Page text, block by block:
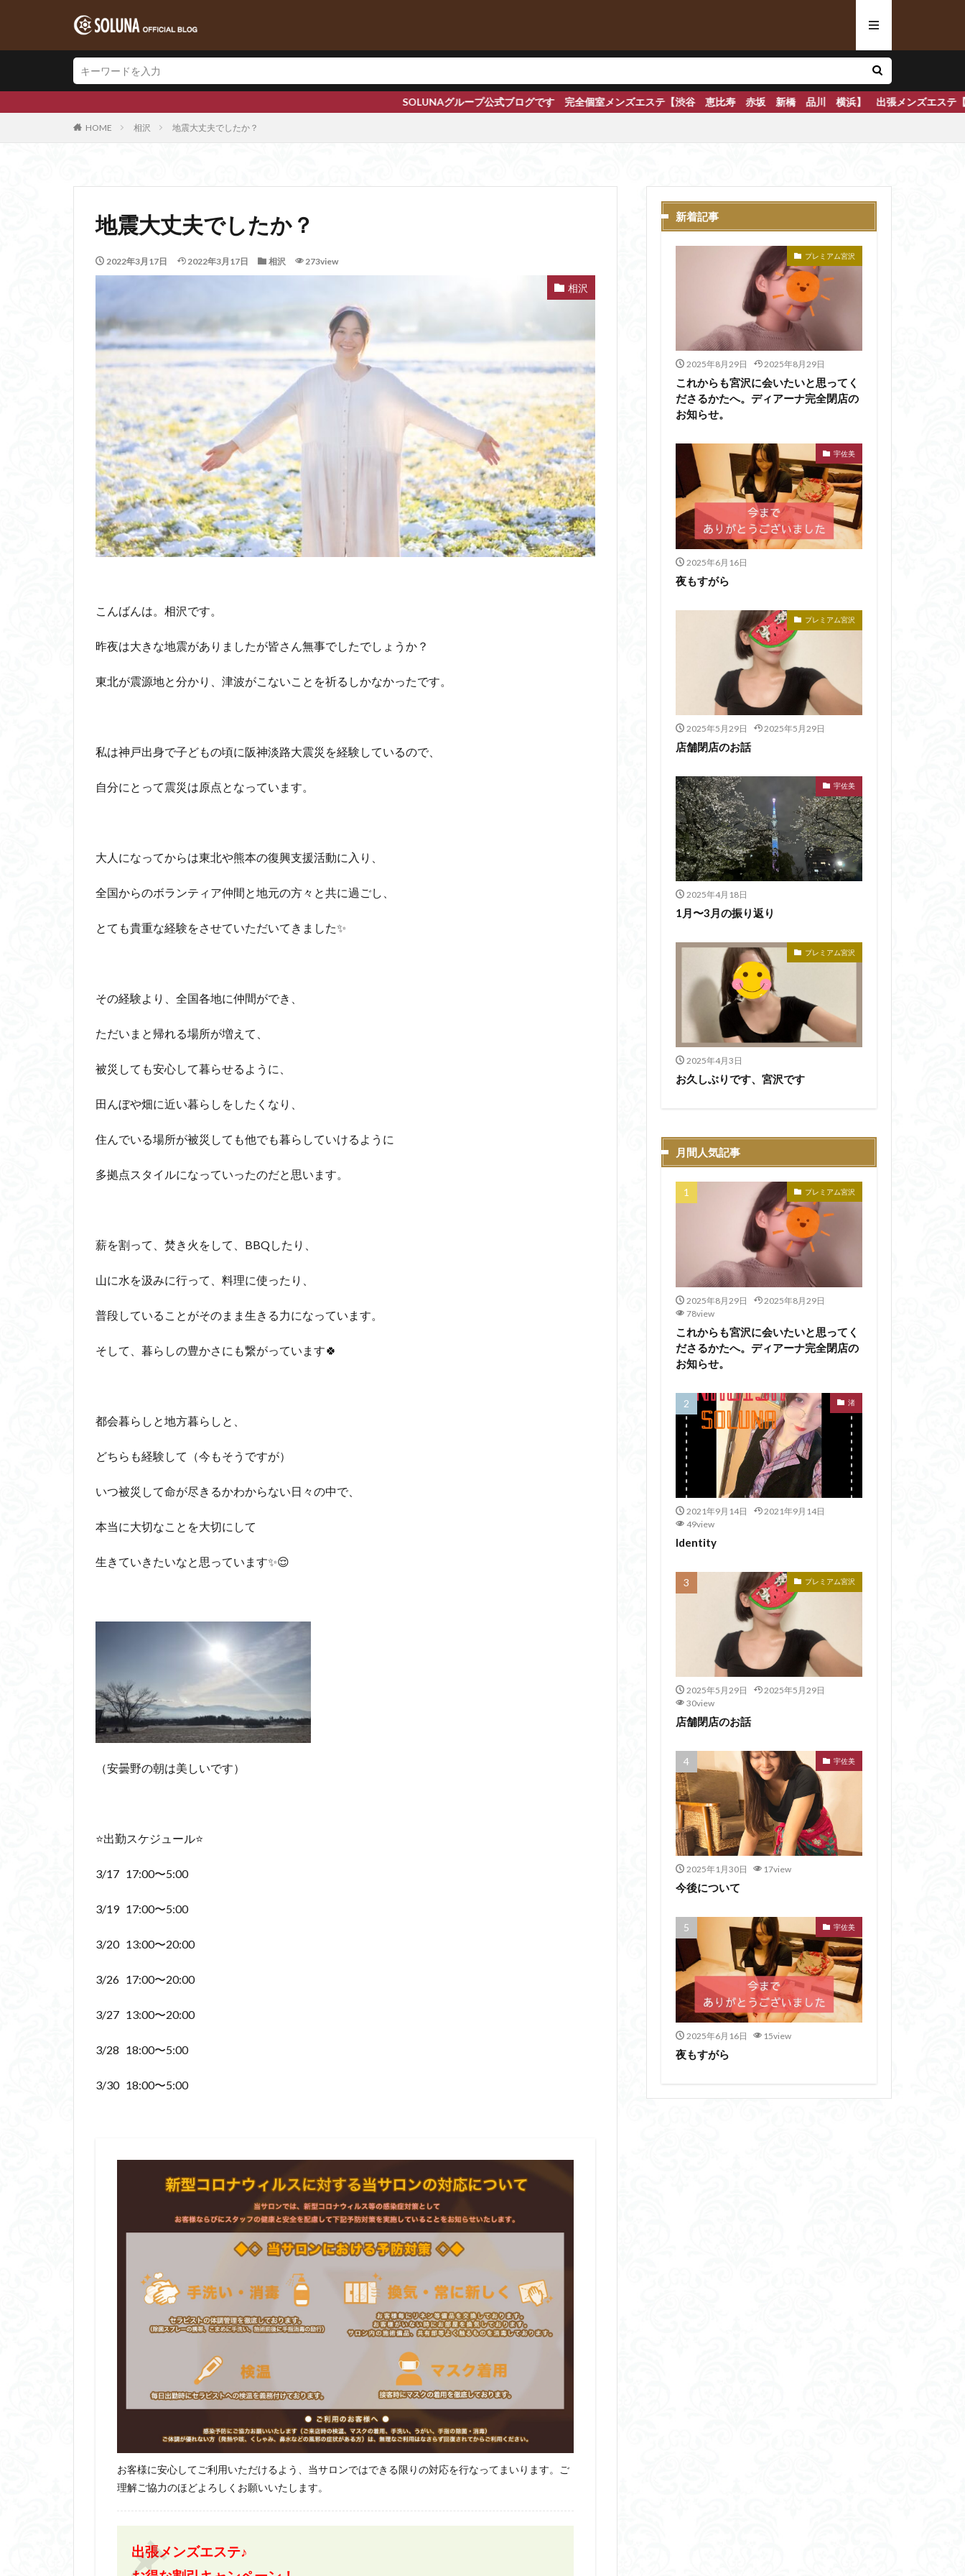
SOLUNAグループ公式ブログです 完全個室メンズエステ【渋谷 恵比寿 赤坂 新橋 品川 横浜】 出張メンズエステ【東京 横浜】 鍛錬されたセラピ
HOME 相沢 地震大丈夫でしたか？
地震大丈夫でしたか？
2022年3月17日 2022年3月17日 相沢 273view
相沢
こんばんは。相沢です。
昨夜は大きな地震がありましたが皆さん無事でしたでしょうか？
東北が震源地と分かり、津波がこないことを祈るしかなかったです。
私は神戸出身で子どもの頃に阪神淡路大震災を経験しているので、
自分にとって震災は原点となっています。
大人になってからは東北や熊本の復興支援活動に入り、
全国からのボランティア仲間と地元の方々と共に過ごし、
とても貴重な経験をさせていただいてきました✨
その経験より、全国各地に仲間ができ、
ただいまと帰れる場所が増えて、
被災しても安心して暮らせるように、
田んぼや畑に近い暮らしをしたくなり、
住んでいる場所が被災しても他でも暮らしていけるように
多拠点スタイルになっていったのだと思います。
薪を割って、焚き火をして、BBQしたり、
山に水を汲みに行って、料理に使ったり、
普段していることがそのまま生きる力になっています。
そして、暮らしの豊かさにも繋がっています🍀
都会暮らしと地方暮らしと、
どちらも経験して（今もそうですが）
いつ被災して命が尽きるかわからない日々の中で、
本当に大切なことを大切にして
生きていきたいなと思っています✨😌
（安曇野の朝は美しいです）
⭐️出勤スケジュール⭐️
3/17 17:00〜5:00
3/19 17:00〜5:00
3/20 13:00〜20:00
3/26 17:00〜20:00
3/27 13:00〜20:00
3/28 18:00〜5:00
3/30 18:00〜5:00
お客様に安心してご利用いただけるよう、当サロンではできる限りの対応を行なってまいります。ご
理解ご協力のほどよろしくお願いいたします。
出張メンズエステ♪
新着記事
プレミアム宮沢
2025年8月29日 2025年8月29日
これからも宮沢に会いたいと思ってく
ださるかたへ。ディアーナ完全閉店の
お知らせ。
宇佐美
2025年6月16日
夜もすがら
プレミアム宮沢
2025年5月29日 2025年5月29日
店舗閉店のお話
宇佐美
2025年4月18日
1月〜3月の振り返り
プレミアム宮沢
2025年4月3日
お久しぶりです、宮沢です
月間人気記事
プレミアム宮沢
2025年8月29日
2025年8月29日
78view
これからも宮沢に会いたいと思ってく
ださるかたへ。ディアーナ完全閉店の
お知らせ。
渚
2021年9月14日
2021年9月14日
49view
Identity
プレミアム宮沢
2025年5月29日
2025年5月29日
30view
店舗閉店のお話
宇佐美
2025年1月30日 17view
今後について
宇佐美
2025年6月16日 15view
夜もすがら